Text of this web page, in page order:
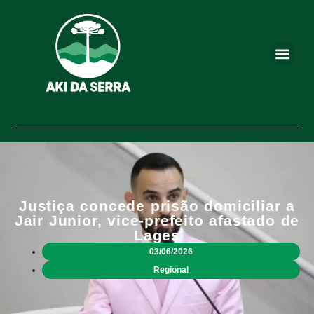
Justiça concede prisão domiciliar a
Jair Junior, vice-prefeito afastado de
Lages
03/06/2026
Regional